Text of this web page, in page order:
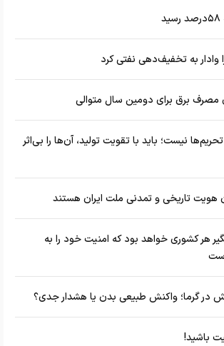
وادار به تخفیف‌دهی نفتی کرد
تحریم‌ها نیست؛ باید با تقویت تولید، آن‌ها را بی‌اثر
هویت تاریخی و تمدنی ملت ایران هستند
هر کشوری خواهد بود که امنیت خود را به
در گرما؛ واکنش طبیعی بدن یا هشدار جدی؟
باشید!